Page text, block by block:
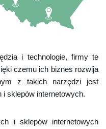
i technologie, firmy te
czemu ich biznes rozwija
z takich narzędzi jest
sklepów internetowych.
i sklepów internetowych